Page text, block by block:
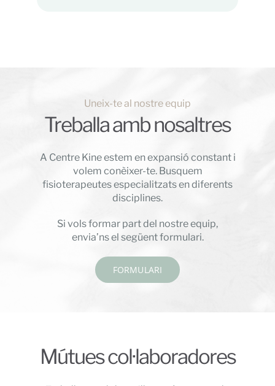
Uneix-te al nostre equip
Treballa amb nosaltres
A Centre Kine estem en expansió constant i
volem conèixer-te. Busquem
fisioterapeutes especialitzats en diferents
disciplines.
Si vols formar part del nostre equip,
envia’ns el següent formulari.
FORMULARI
Mútues col·laboradores